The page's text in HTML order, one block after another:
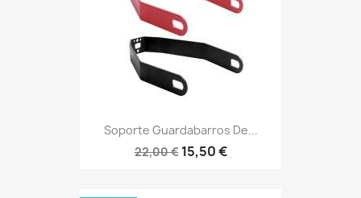
Soporte Guardabarros De...
22,00 € 15,50 €